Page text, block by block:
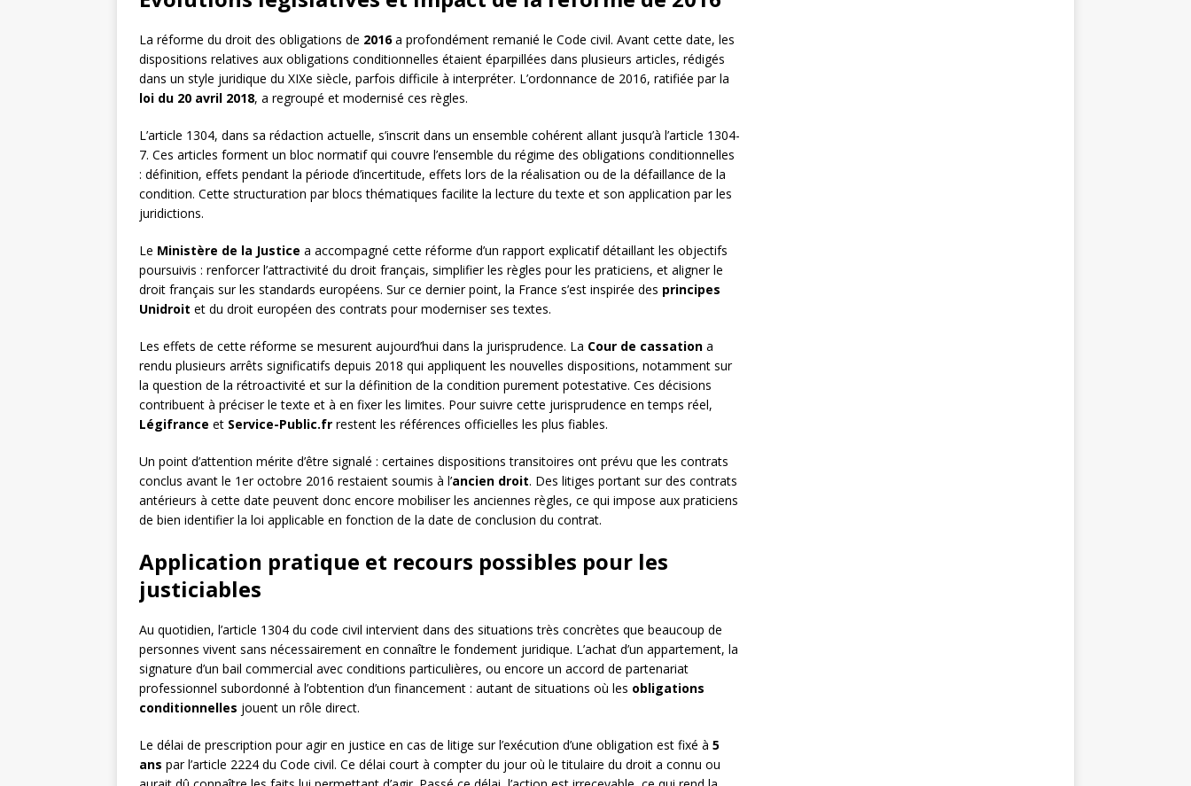
La réforme du droit des obligations de 2016a profondément remanié le Code civil. Avant cette date, les
dispositions relatives aux obligations conditionnelles étaient éparpillées dans plusieurs articles, rédigés
dans un style juridique du XIXe siècle, parfois difficile à interpréter. L’ordonnance de 2016, ratifiée par la
loi du 20 avril 2018, a regroupé et modernisé ces règles.
L’article 1304, dans sa rédaction actuelle, s’inscrit dans un ensemble cohérent allant jusqu’à l’article 1304-
7. Ces articles forment un bloc normatif qui couvre l’ensemble du régime des obligations conditionnelles
: définition, effets pendant la période d’incertitude, effets lors de la réalisation ou de la défaillance de la
condition. Cette structuration par blocs thématiques facilite la lecture du texte et son application par les
juridictions.
Le Ministère de la Justice a accompagné cette réforme d’un rapport explicatif détaillant les objectifs
poursuivis : renforcer l’attractivité du droit français, simplifier les règles pour les praticiens, et aligner le
droit français sur les standards européens. Sur ce dernier point, la France s’est inspirée des principes
Unidroit et du droit européen des contrats pour moderniser ses textes.
Les effets de cette réforme se mesurent aujourd’hui dans la jurisprudence. La Cour de cassation a
rendu plusieurs arrêts significatifs depuis 2018 qui appliquent les nouvelles dispositions, notamment sur
la question de la rétroactivité et sur la définition de la condition purement potestative. Ces décisions
contribuent à préciser le texte et à en fixer les limites. Pour suivre cette jurisprudence en temps réel,
Légifrance et Service-Public.fr restent les références officielles les plus fiables.
Un point d’attention mérite d’être signalé : certaines dispositions transitoires ont prévu que les contrats
conclus avant le 1er octobre 2016 restaient soumis à l’ancien droit. Des litiges portant sur des contrats
antérieurs à cette date peuvent donc encore mobiliser les anciennes règles, ce qui impose aux praticiens
de bien identifier la loi applicable en fonction de la date de conclusion du contrat.
Application pratique et recours possibles pour les
justiciables
Au quotidien, l’article 1304 du code civil intervient dans des situations très concrètes que beaucoup de
personnes vivent sans nécessairement en connaître le fondement juridique. L’achat d’un appartement, la
signature d’un bail commercial avec conditions particulières, ou encore un accord de partenariat
professionnel subordonné à l’obtention d’un financement : autant de situations où les obligations
conditionnelles jouent un rôle direct.
Le délai de prescription pour agir en justice en cas de litige sur l’exécution d’une obligation est fixé à 5
ans par l’article 2224 du Code civil. Ce délai court à compter du jour où le titulaire du droit a connu ou